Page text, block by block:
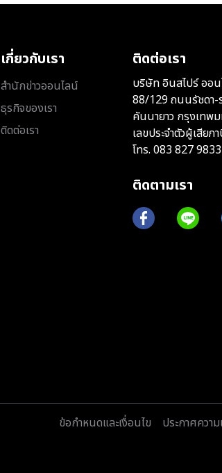
เกี่ยวกับเรา
สำนักข่าวออนไลน์
ธุรกิจของเรา
ติดต่อเรา
ติดต่อเรา
บริษัท อินสไปร์ ออน
88/129 ถนนรัชดา-
คันนายาว กรุงเทพ
เลขประจำตัวผู้เสีย
โทร. 083 827 9833
ติดตามเรา
ข้อกำหนดและเงื่อนไข ประกาศควา